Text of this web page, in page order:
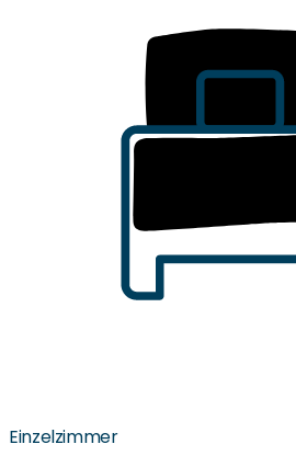
Einzelzimmer